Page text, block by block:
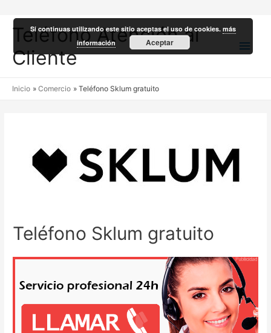
Teléfono Atención al
Cliente
Inicio Comercio Teléfono Sklum gratuito
Teléfono Sklum gratuito
Si continuas utilizando este sitio aceptas el uso de cookies.más
información
Aceptar